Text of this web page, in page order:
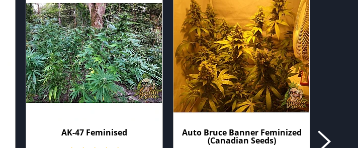
AK-47 Feminised Auto Bruce Banner Feminized
(Canadian Seeds)